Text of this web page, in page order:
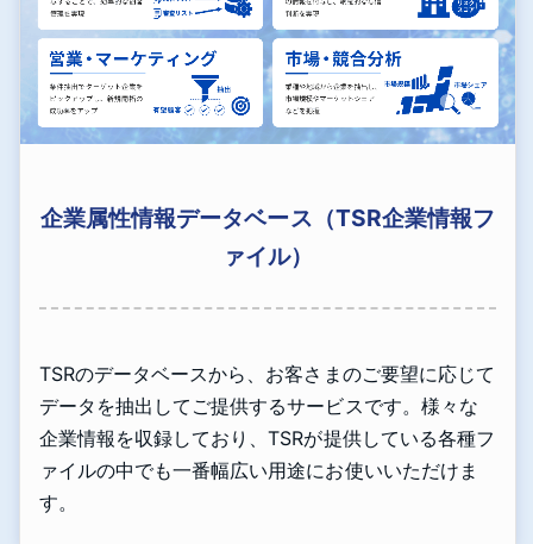
企業属性情報データベース（TSR企業情報フ
ァイル）
TSRのデータベースから、お客さまのご要望に応じて
データを抽出してご提供するサービスです。様々な
企業情報を収録しており、TSRが提供している各種フ
ァイルの中でも一番幅広い用途にお使いいただけま
す。